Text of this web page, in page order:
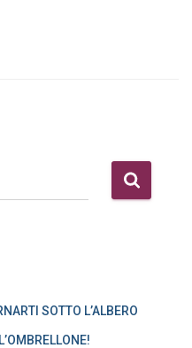
SOTTO L’ALBERO